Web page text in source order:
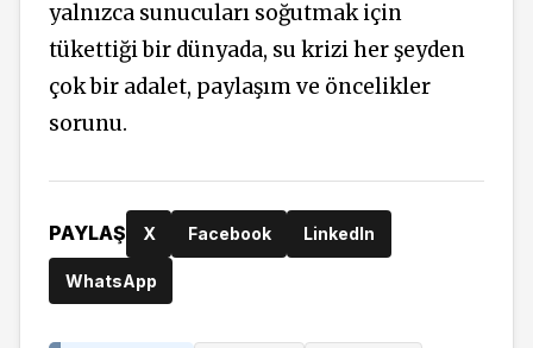
yalnızca sunucuları soğutmak için
tükettiği bir dünyada, su krizi her şeyden
çok bir adalet, paylaşım ve öncelikler
sorunu.
PAYLAŞ X Facebook LinkedIn
WhatsApp